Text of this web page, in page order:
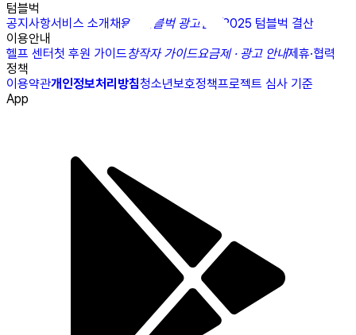
텀블벅
공지사항서비스 소개채용N 텀블벅 광고센터
2025 텀블벅 결산
이용안내
헬프 센터첫 후원 가이드창작자 가이드요금제 · 광고 안내제휴·협력
정책
이용약관개인정보처리방침청소년보호정책프로젝트 심사 기준
App